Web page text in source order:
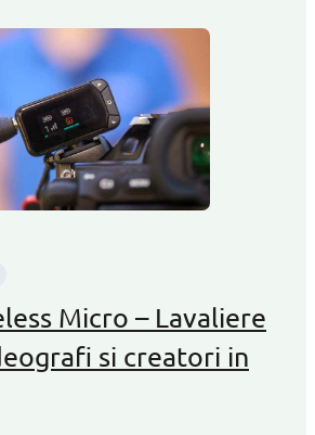
Micro – Lavaliere
si creatori in